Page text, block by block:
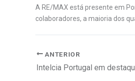
A RE/MAX está presente em
colaboradores, a maioria dos
ANTERIOR